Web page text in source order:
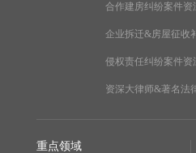
合作建房纠纷案件资
企业拆迁&房屋征收
侵权责任纠纷案件资
资深大律师&著名法
重点领域